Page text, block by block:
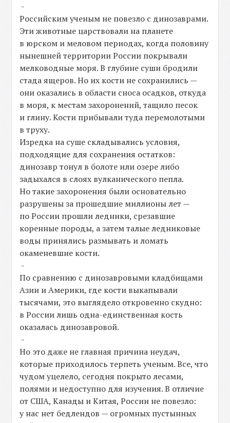
-
Российским ученым не повезло с динозаврами.
Эти животные царствовали на планете
в юрском и меловом периодах, когда половину
нынешней территории России покрывали
мелководные моря. В глубине суши бродили
стада ящеров. Но их кости не сохранились —
они оказались в области сноса осадков, откуда
в моря, к местам захоронений, тащило песок
и глину. Кости прибывали туда перемолотыми
в труху.
Изредка на суше складывались условия,
подходящие для сохранения остатков:
динозавр тонул в болоте или озере либо
задыхался в слоях вулканического пепла.
Но такие захоронения были основательно
разрушены за прошедшие миллионы лет —
по России прошли ледники, срезавшие
коренные породы, а затем талые ледниковые
воды принялись размывать и ломать
окаменевшие кости.
-
По сравнению с динозавровыми кладбищами
Азии и Америки, где кости выкапывали
тысячами, это выглядело откровенно скудно:
в России лишь одна-единственная кость
оказалась динозавровой.
-
Но это даже не главная причина неудач,
которые приходилось терпеть ученым. Все, что
чудом уцелело, сегодня покрыто лесами,
полями и недоступно для изучения. В отличие
от США, Канады и Китая, России не повезло:
у нас нет бедлендов — огромных пустынных